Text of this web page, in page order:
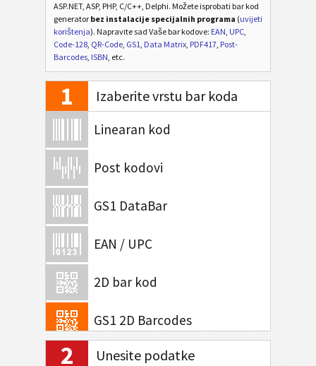
ASP.NET, ASP, PHP, C/C++, Delphi. Možete isprobati bar kod
generator bez instalacije specijalnih programa (uvijeti
korištenja). Napravite sad Vaše bar kodove: EAN, UPC,
Code-128, QR-Code, GS1, Data Matrix, PDF417, Post-
Barcodes, ISBN, etc.
1 Izaberite vrstu bar koda
Linearan kod
Post kodovi
GS1 DataBar
EAN / UPC
2D bar kod
GS1 2D Barcodes
GS1 QR Code
2 Unesite podatke